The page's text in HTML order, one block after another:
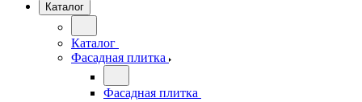
Каталог
Каталог
Фасадная плитка
Фасадная плитка